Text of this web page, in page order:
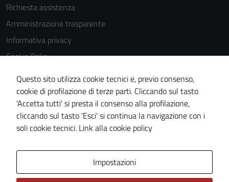
Richiesta assistenza
Amministrazione trasparente
Informativa privacy
Cookie Policy
Dichiarazione di accessibilità
Obiettivi di accessibilità
Piano di miglioramento del sito
Questo sito utilizza cookie tecnici e, previo consenso,
cookie di profilazione di terze parti. Cliccando sul tasto
'Accetta tutti' si presta il consenso alla profilazione,
cliccando sul tasto 'Esci' si continua la navigazione con i
soli cookie tecnici. Link alla cookie policy
Impostazioni